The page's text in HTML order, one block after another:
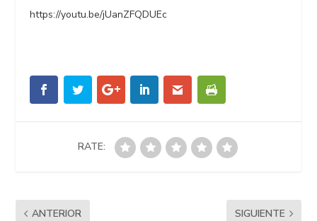
https://youtu.be/jUanZFQDUEc
RATE:
ANTERIOR SIGUIENTE